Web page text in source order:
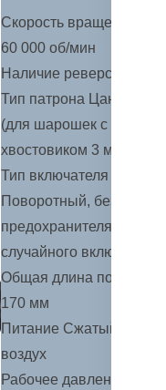
Скорость вращения
60 000 об/мин
Наличие реверса Нет
Тип патрона Цанговый
(для шарошек с
хвостовиком 3 мм)
Тип включателя
Поворотный, без
предохранителя от
случайного включения
Общая длина по оси
170 мм
Питание Сжатый
воздух
Рабочее давление 6,3